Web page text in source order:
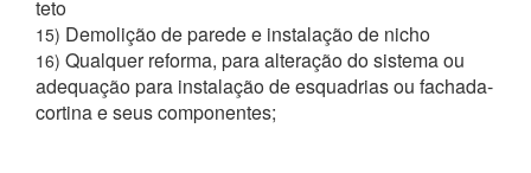
teto
15) Demolição de parede e instalação de nicho
16) Qualquer reforma, para alteração do sistema ou
adequação para instalação de esquadrias ou fachada-
cortina e seus componentes;